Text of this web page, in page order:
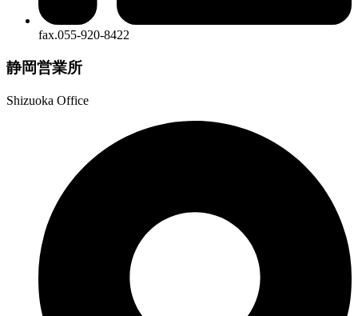
fax.055-920-8422
静岡営業所
Shizuoka Office